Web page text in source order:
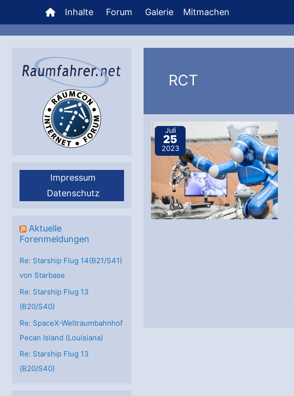
Inhalt
springen
Inhalte Forum Galerie Mitmachen
Impressum
Datenschutz
Aktuelle
Forenmeldungen
Re: Starship Flug 14(B21/S41)
von Starbase
Re: Starship Flug 13
(B20/S40)
Re: SpaceX-Weltraumbahnhof
Pecan Island (Louisiana)
Re: Starship Flug 13
(B20/S40)
RCT
Juli
25
2023